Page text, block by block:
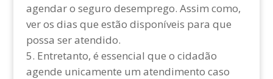
agendar o seguro desemprego. Assim como,
ver os dias que estão disponíveis para que
possa ser atendido.
Entretanto, é essencial que o cidadão
agende unicamente um atendimento caso